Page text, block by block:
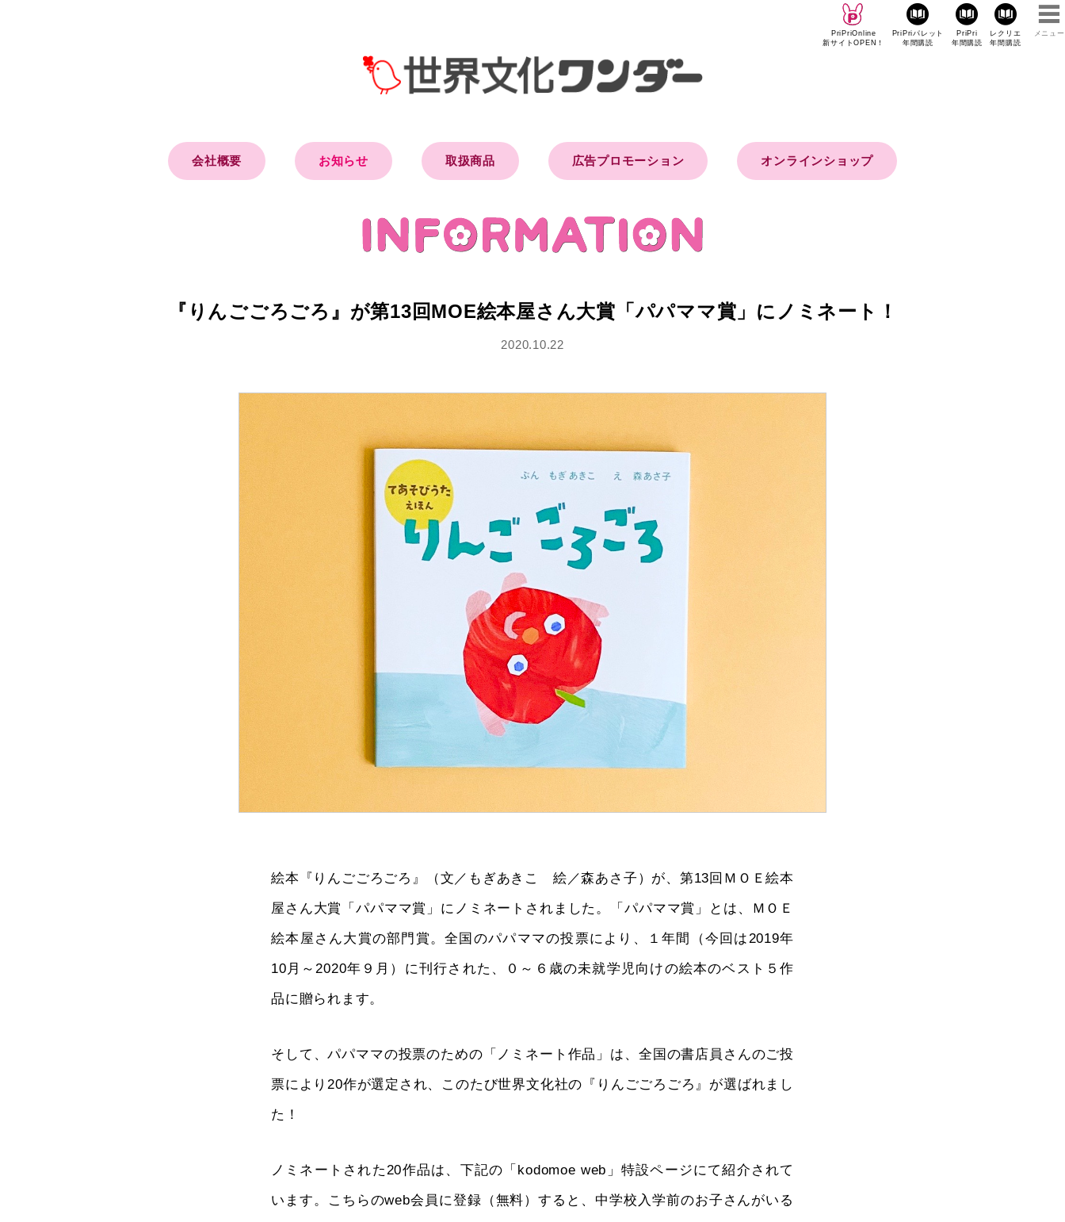
PriPriOnline
新サイトOPEN！
PriPriパレット
年間購読
PriPri
年間購読
レクリエ
年間購読
メニュー
会社概要 お知らせ 取扱商品 広告プロモーション オンラインショップ
『りんごごろごろ』が第13回MOE絵本屋さん大賞「パパママ賞」にノミネート！
2020.10.22
絵本『りんごごろごろ』（文／もぎあきこ 絵／森あさ子）が、第13回ＭＯＥ絵本
屋さん大賞「パパママ賞」にノミネートされました。「パパママ賞」とは、ＭＯＥ
絵本屋さん大賞の部門賞。全国のパパママの投票により、１年間（今回は2019年
10月～2020年９月）に刊行された、０～６歳の未就学児向けの絵本のベスト５作
品に贈られます。
そして、パパママの投票のための「ノミネート作品」は、全国の書店員さんのご投
票により20作が選定され、このたび世界文化社の『りんごごろごろ』が選ばれまし
た！
ノミネートされた20作品は、下記の「kodomoe web」特設ページにて紹介されて
います。こちらのweb会員に登録（無料）すると、中学校入学前のお子さんがいる